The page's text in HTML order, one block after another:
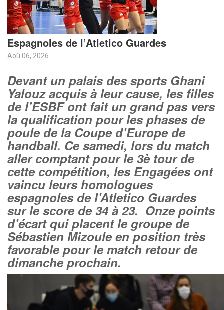
Espagnoles de l’Atletico Guardes
Aoû 06, 2026
Devant un palais des sports Ghani
Yalouz acquis à leur cause, les filles
de l’ESBF ont fait un grand pas vers
la qualification pour les phases de
poule de la Coupe d’Europe de
handball. Ce samedi, lors du match
aller comptant pour le 3è tour de
cette compétition, les Engagées ont
vaincu leurs homologues
espagnoles de l’Atletico Guardes
sur le score de 34 à 23. Onze points
d’écart qui placent le groupe de
Sébastien Mizoule en position très
favorable pour le match retour de
dimanche prochain.